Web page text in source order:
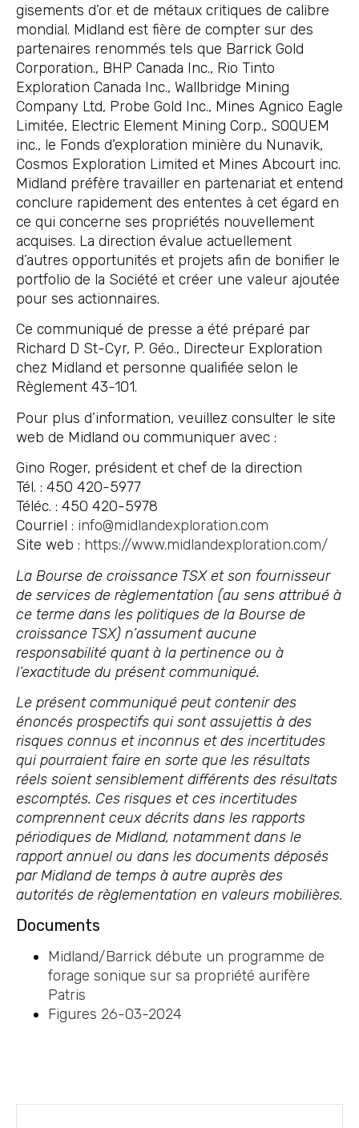
gisements d’or et de métaux critiques de calibre
mondial. Midland est fière de compter sur des
partenaires renommés tels que Barrick Gold
Corporation., BHP Canada Inc., Rio Tinto
Exploration Canada Inc., Wallbridge Mining
Company Ltd, Probe Gold Inc., Mines Agnico Eagle
Limitée, Electric Element Mining Corp., SOQUEM
inc., le Fonds d’exploration minière du Nunavik,
Cosmos Exploration Limited et Mines Abcourt inc.
Midland préfère travailler en partenariat et entend
conclure rapidement des ententes à cet égard en
ce qui concerne ses propriétés nouvellement
acquises. La direction évalue actuellement
d’autres opportunités et projets afin de bonifier le
portfolio de la Société et créer une valeur ajoutée
pour ses actionnaires.
Ce communiqué de presse a été préparé par
Richard D St-Cyr, P. Géo., Directeur Exploration
chez Midland et personne qualifiée selon le
Règlement 43-101.
Pour plus d’information, veuillez consulter le site
web de Midland ou communiquer avec :
Gino Roger, président et chef de la direction
Tél. : 450 420-5977
Téléc. : 450 420-5978
Courriel : info@midlandexploration.com
Site web : https://www.midlandexploration.com/
La Bourse de croissance TSX et son fournisseur
de services de règlementation (au sens attribué à
ce terme dans les politiques de la Bourse de
croissance TSX) n’assument aucune
responsabilité quant à la pertinence ou à
l’exactitude du présent communiqué.
Le présent communiqué peut contenir des
énoncés prospectifs qui sont assujettis à des
risques connus et inconnus et des incertitudes
qui pourraient faire en sorte que les résultats
réels soient sensiblement différents des résultats
escomptés. Ces risques et ces incertitudes
comprennent ceux décrits dans les rapports
périodiques de Midland, notamment dans le
rapport annuel ou dans les documents déposés
par Midland de temps à autre auprès des
autorités de règlementation en valeurs mobilières.
Documents
Midland/Barrick débute un programme de
forage sonique sur sa propriété aurifère
Patris
Figures 26-03-2024